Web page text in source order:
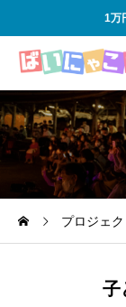
1万
プロジェク
子